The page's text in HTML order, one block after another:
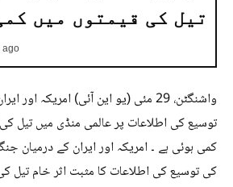
تیل کی قیمتوں میں
واشنگٹن، 29 مئی (یو این آئی) امریکہ
توسیع کی اطلاعات پر عالمی منڈی میں تیل
کی توسیع کی اطلاعات کا مثبت اثر خام تیل